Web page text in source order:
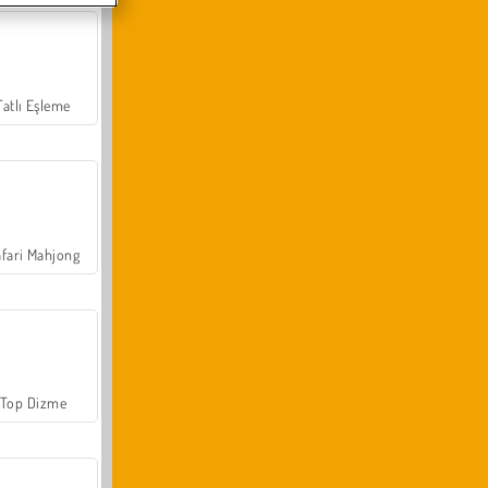
Eşleme
Mahjong
Top Dizme